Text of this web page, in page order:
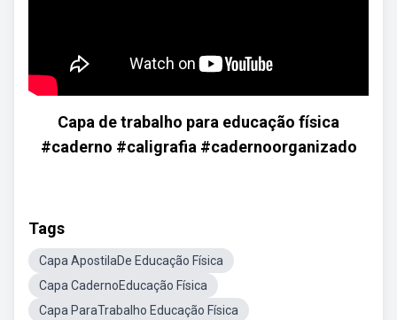
Capa de trabalho para educação física
#caderno #caligrafia #cadernoorganizado
Tags
Capa ApostilaDe Educação Física
Capa CadernoEducação Física
Capa ParaTrabalho Educação Física